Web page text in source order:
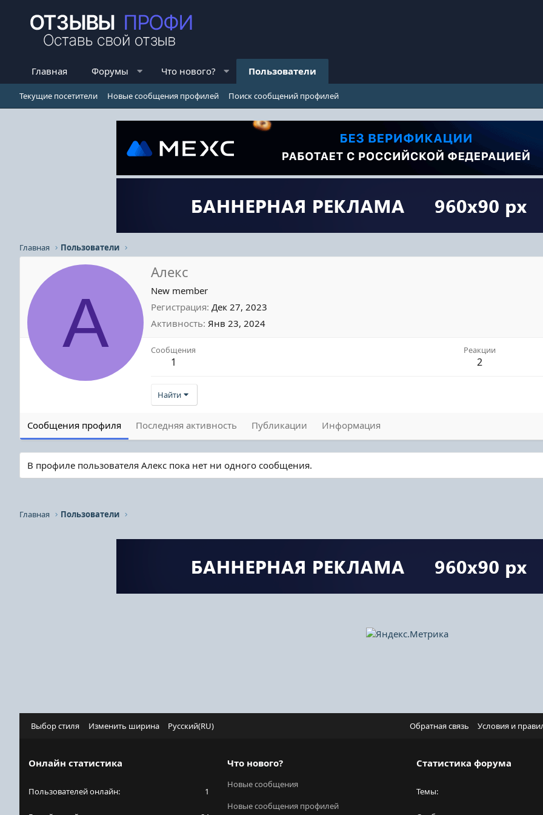
Главная Форумы Что нового? Пользователи
Текущие посетители Новые сообщения профилей Поиск сообщений профилей
Главная Пользователи
А
Алекс
New member
Регистрация Дек 27, 2023
Активность Янв 23, 2024
Сообщения
1
Реакции
2
Найти
Сообщения профиля Последняя активность Публикации Информация
В профиле пользователя Алекс пока нет ни одного сообщения.
Главная Пользователи
Выбор стиля Изменить ширина Русский(RU) Обратная связь Условия и
Онлайн статистика
Пользователей онлайн 1
Что нового?
Новые сообщения
Новые сообщения профилей
Статистика форума
Темы